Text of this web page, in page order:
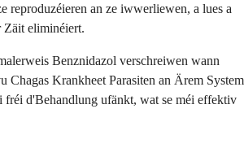
reproduzéieren an ze iwwerliewen, a lues a
eliminéiert.
Benznidazol verschreiwen wann
Chagas Krankheet Parasiten an Ärem System
fréi d'Behandlung ufänkt, wat se méi effektiv